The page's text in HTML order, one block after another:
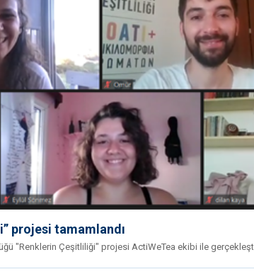
projesi tamamlandı
"Renklerin Çeşitliliği" projesi ActiWeTea ekibi ile